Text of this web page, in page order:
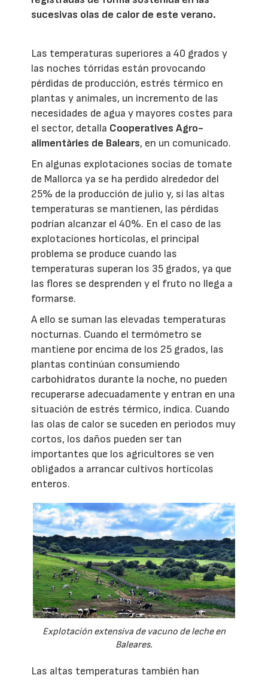
sucesivas olas de calor de este verano.
Las temperaturas superiores a 40 grados y
las noches tórridas están provocando
pérdidas de producción, estrés térmico en
plantas y animales, un incremento de las
necesidades de agua y mayores costes para
el sector, detalla Cooperatives Agro-
alimentàries de Balears, en un comunicado.
En algunas explotaciones socias de tomate
de Mallorca ya se ha perdido alrededor del
25% de la producción de julio y, si las altas
temperaturas se mantienen, las pérdidas
podrían alcanzar el 40%. En el caso de las
explotaciones hortícolas, el principal
problema se produce cuando las
temperaturas superan los 35 grados, ya que
las flores se desprenden y el fruto no llega a
formarse.
A ello se suman las elevadas temperaturas
nocturnas. Cuando el termómetro se
mantiene por encima de los 25 grados, las
plantas continúan consumiendo
carbohidratos durante la noche, no pueden
recuperarse adecuadamente y entran en una
situación de estrés térmico, indica. Cuando
las olas de calor se suceden en periodos muy
cortos, los daños pueden ser tan
importantes que los agricultores se ven
obligados a arrancar cultivos hortícolas
enteros.
Explotación extensiva de vacuno de leche en
Baleares.
Las altas temperaturas también han